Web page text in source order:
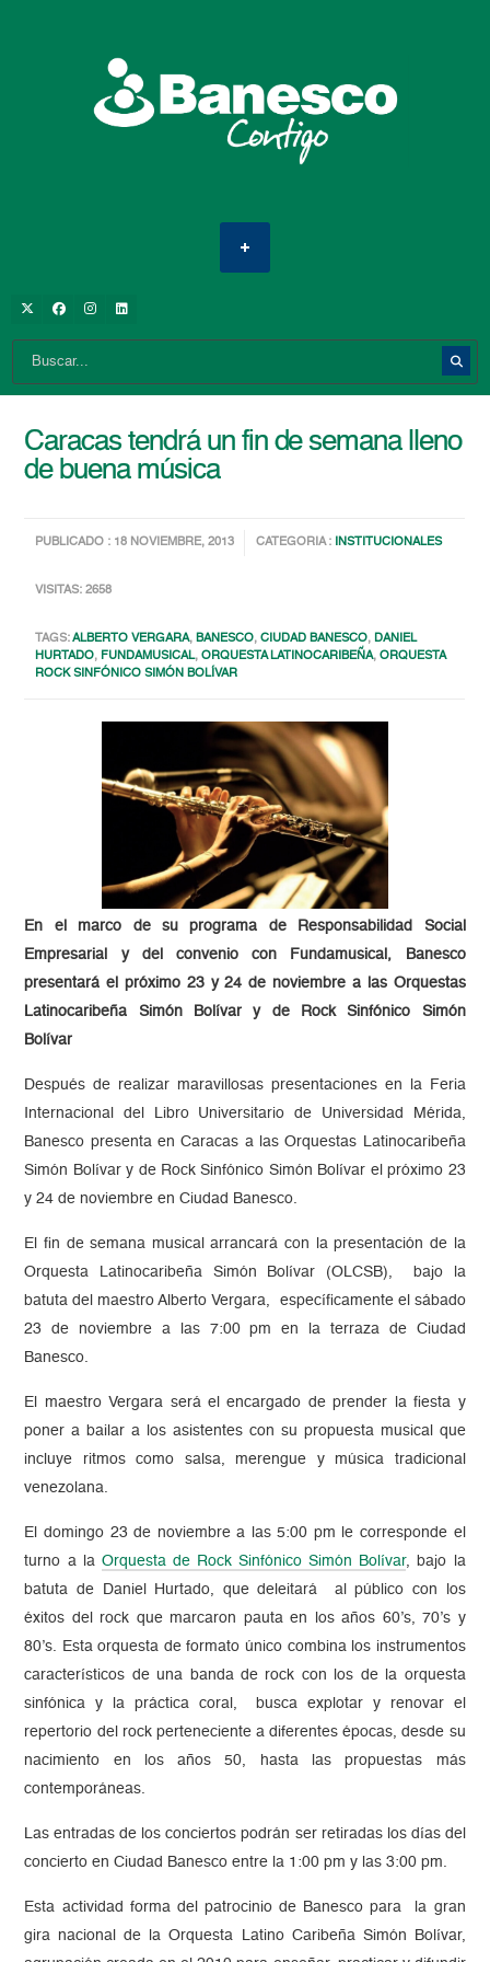
Caracas tendrá un fin de semana lleno
de buena música
PUBLICADO : 18 NOVIEMBRE, 2013 CATEGORIA : INSTITUCIONALES
VISITAS: 2658
TAGS:ALBERTO VERGARA,BANESCO,CIUDAD BANESCO,DANIEL
HURTADO, FUNDAMUSICAL,ORQUESTA LATINOCARIBEÑA,ORQUESTA
ROCK SINFÓNICO SIMÓN BOLÍVAR
En el marco de su programa de Responsabilidad Social
Empresarial y del convenio con Fundamusical, Banesco
presentará el próximo 23 y 24 de noviembre a las Orquestas
Latinocaribeña Simón Bolívar y de Rock Sinfónico Simón
Bolívar
Después de realizar maravillosas presentaciones en la Feria
Internacional del Libro Universitario de Universidad Mérida,
Banesco presenta en Caracas a las Orquestas Latinocaribeña
Simón Bolívar y de Rock Sinfónico Simón Bolívar el próximo 23
y 24 de noviembre en Ciudad Banesco.
El fin de semana musical arrancará con la presentación de la
Orquesta Latinocaribeña Simón Bolívar (OLCSB), bajo la
batuta del maestro Alberto Vergara, específicamente el sábado
23 de noviembre a las 7:00 pm en la terraza de Ciudad
Banesco.
El maestro Vergara será el encargado de prender la fiesta y
poner a bailar a los asistentes con su propuesta musical que
incluye ritmos como salsa, merengue y música tradicional
venezolana.
El domingo 23 de noviembre a las 5:00 pm le corresponde el
turno a la Orquesta de Rock Sinfónico Simón Bolívar, bajo la
batuta de Daniel Hurtado, que deleitará al público con los
éxitos del rock que marcaron pauta en los años 60’s, 70’s y
80’s. Esta orquesta de formato único combina los instrumentos
característicos de una banda de rock con los de la orquesta
sinfónica y la práctica coral, busca explotar y renovar el
repertorio del rock perteneciente a diferentes épocas, desde su
nacimiento en los años 50, hasta las propuestas más
contemporáneas.
Las entradas de los conciertos podrán ser retiradas los días del
concierto en Ciudad Banesco entre la 1:00 pm y las 3:00 pm.
Esta actividad forma del patrocinio de Banesco para la gran
gira nacional de la Orquesta Latino Caribeña Simón Bolívar,